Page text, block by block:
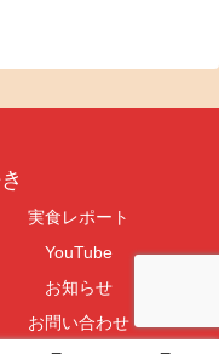
実食レポート
YouTube
お知らせ
お問い合わせ